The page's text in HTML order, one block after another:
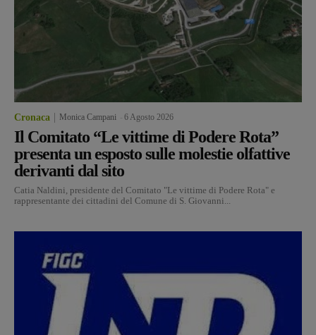
Cronaca Monica Campani 6 Agosto 2026
Il Comitato “Le vittime di Podere Rota”
presenta un esposto sulle molestie olfattive
derivanti dal sito
Catia Naldini, presidente del Comitato "Le vittime di Podere Rota" e
rappresentante dei cittadini del Comune di S. Giovanni...